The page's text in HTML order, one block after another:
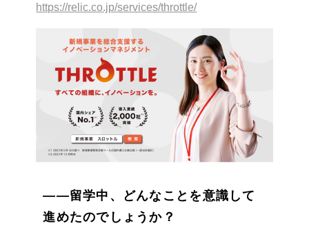
https://relic.co.jp/services/throttle/
——留学中、どんなことを意識して
進めたのでしょうか？